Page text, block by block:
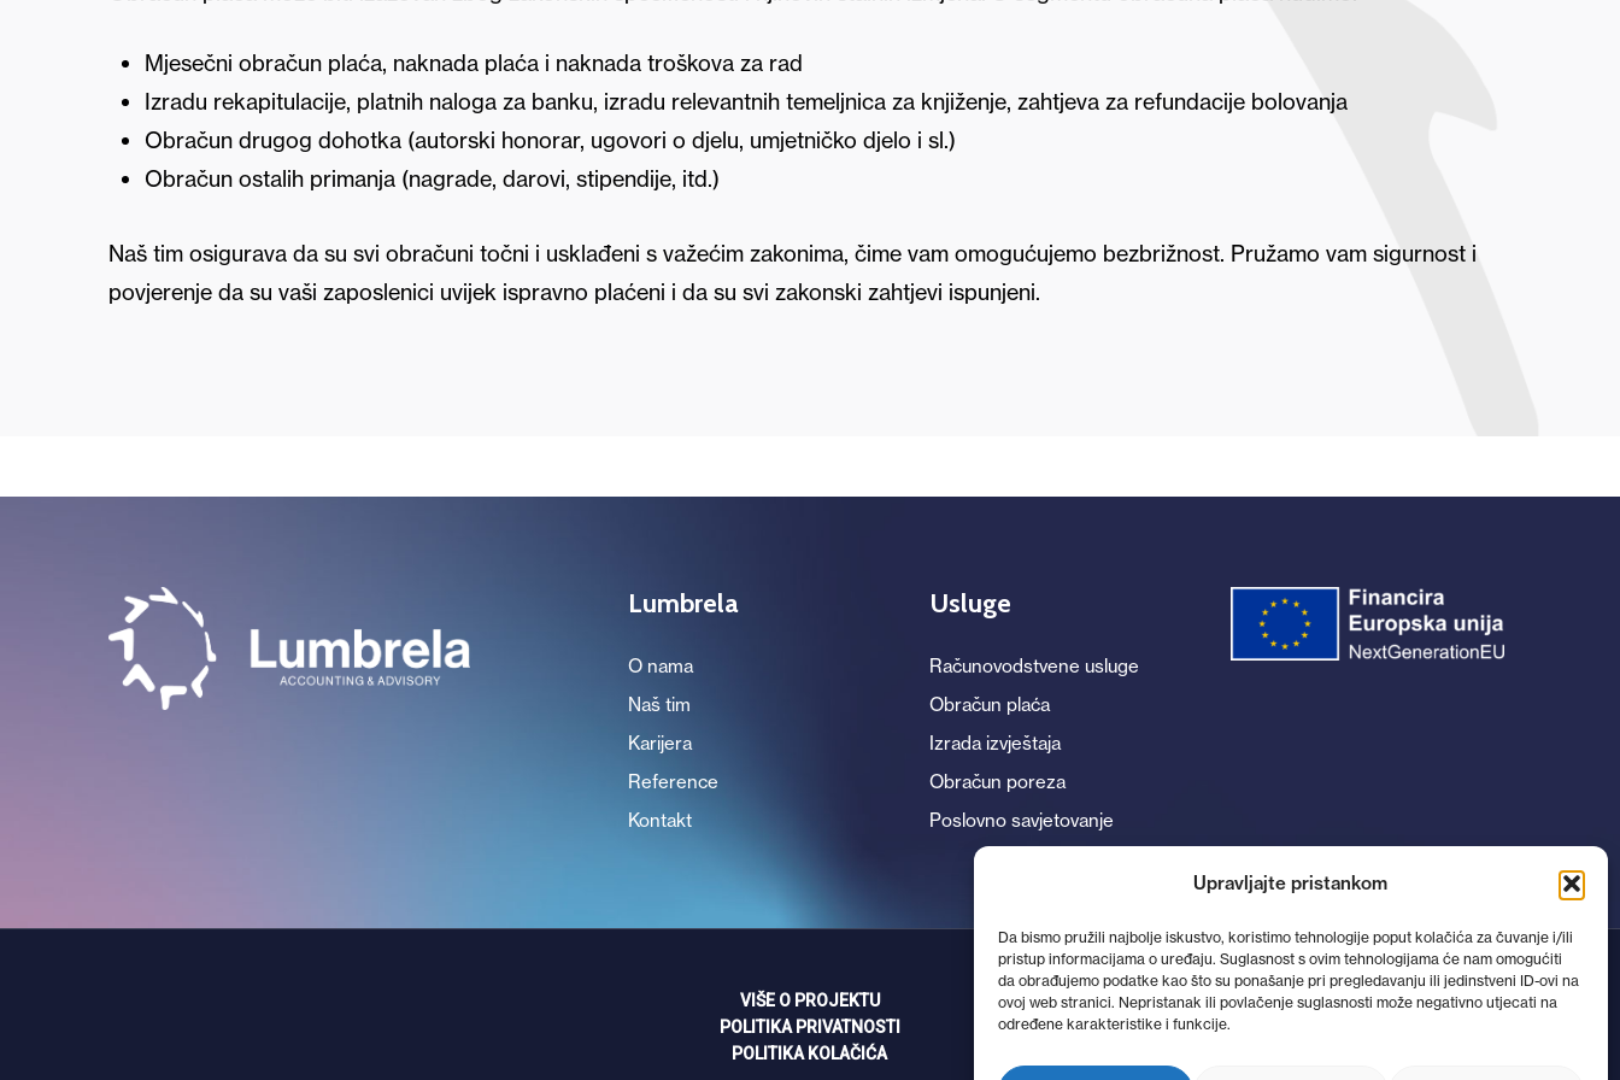
Upravljajte pristankom
Da bismo pružili najbolje iskustvo, koristimo tehnologije poput kolačića za čuvanje i/ili
pristup informacijama o uređaju. Suglasnost s ovim tehnologijama će nam omogućiti
da obrađujemo podatke kao što su ponašanje pri pregledavanju ili jedinstveni ID-ovi na
ovoj web stranici. Nepristanak ili povlačenje suglasnosti može negativno utjecati na
određene karakteristike i funkcije.
Mjesečni obračun plaća, naknada plaća i naknada troškova za rad
Izradu rekapitulacije, platnih naloga za banku, izradu relevantnih temeljnica za knjiženje, zahtjeva za refundacije bolovanja
Obračun drugog dohotka (autorski honorar, ugovori o djelu, umjetničko djelo i sl.)
Obračun ostalih primanja (nagrade, darovi, stipendije, itd.)
Naš tim osigurava da su svi obračuni točni i usklađeni s važećim zakonima, čime vam omogućujemo bezbrižnost. Pružamo vam sigurnost i
povjerenje da su vaši zaposlenici uvijek ispravno plaćeni i da su svi zakonski zahtjevi ispunjeni.
Lumbrela
O nama
Naš tim
Karijera
Reference
Kontakt
Usluge
Računovodstvene usluge
Obračun plaća
Izrada izvještaja
Obračun poreza
Poslovno savjetovanje
VIŠE O PROJEKTU
POLITIKA PRIVATNOSTI
POLITIKA KOLAČIĆA